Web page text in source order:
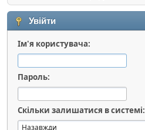
Увійти
Ім'я користувача:
Пароль:
Скільки залишатися в системі: